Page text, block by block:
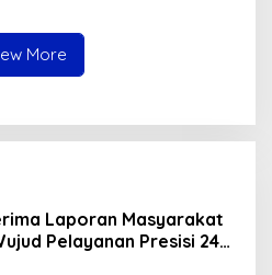
More
Laporan Masyarakat
Pelayanan Presisi 24